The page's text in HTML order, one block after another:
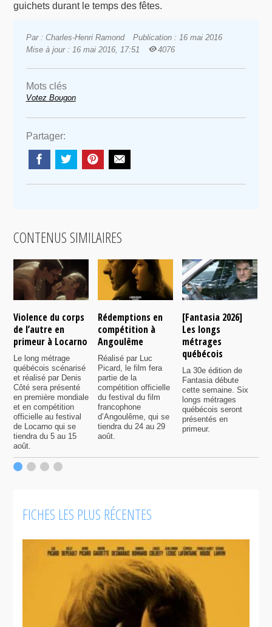
guichets durant le temps des fêtes.
Par : Charles-Henri Ramond
Publication : 16 mai 2016
Mise à jour : 16 mai 2016, 17:51
4076
Mots clés
Votez Bougon
Partager:
CONTENUS SIMILAIRES
Violence du corps
de l’autre en
primeur à Locarno
Le long métrage
québécois scénarisé
et réalisé par Denis
Côté sera présenté
en première mondiale
et en compétition
officielle au festival
de Locarno qui se
tiendra du 5 au 15
août.
Rédemptions en
compétition à
Angoulême
Réalisé par Luc
Picard, le film fera
partie de la
compétition officielle
du festival du film
francophone
d’Angoulême, qui se
tiendra du 24 au 29
août.
[Fantasia 2026]
Les longs
métrages
québécois
La 30e édition de
Fantasia débute
cette semaine. Six
longs métrages
québécois seront
présentés en
primeur.
FICHES LES PLUS RÉCENTES